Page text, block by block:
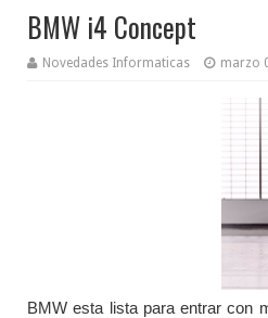
BMW i4 Concept
Novedades Informaticas marzo
BMW esta lista para entrar con